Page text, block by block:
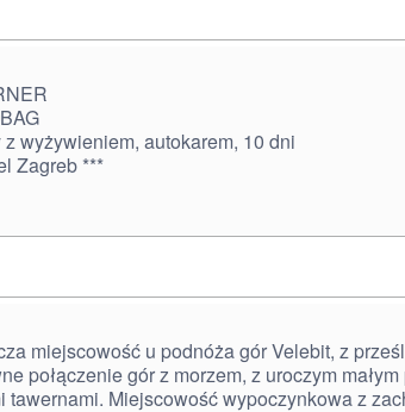
wyżywieniem, autokarem, 10 dni
Zagreb ***
miejscowość u podnóża gór Velebit, z
połączenie gór z morzem, z uroczym
tawernami. Miejscowość wypoczynkowa z